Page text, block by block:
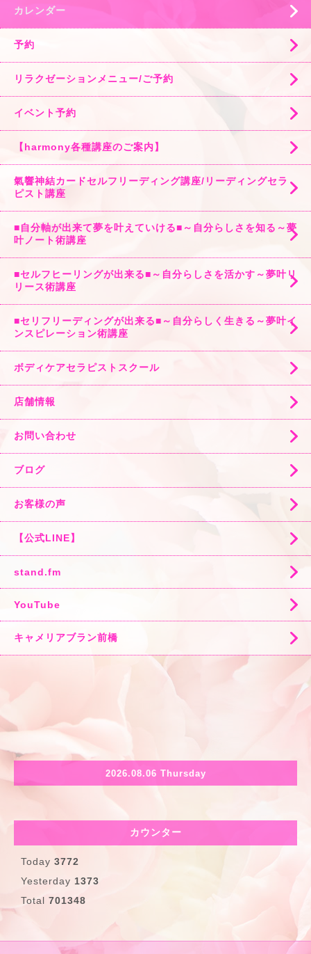
カレンダー
予約
リラクゼーションメニュー/ご予約
イベント予約
【harmony各種講座のご案内】
氣響神結カードセルフリーディング講座/リーディングセラ
ピスト講座
■自分軸が出来て夢を叶えていける■～自分らしさを知る～夢
叶ノート術講座
■セルフヒーリングが出来る■～自分らしさを活かす～夢叶リ
リース術講座
■セリフリーディングが出来る■～自分らしく生きる～夢叶イ
ンスピレーション術講座
ボディケアセラピストスクール
店舗情報
お問い合わせ
ブログ
お客様の声
【公式LINE】
stand.fm
YouTube
キャメリアブラン前橋
2026.08.06 Thursday
カウンター
Today 3772
Yesterday 1373
Total 701348